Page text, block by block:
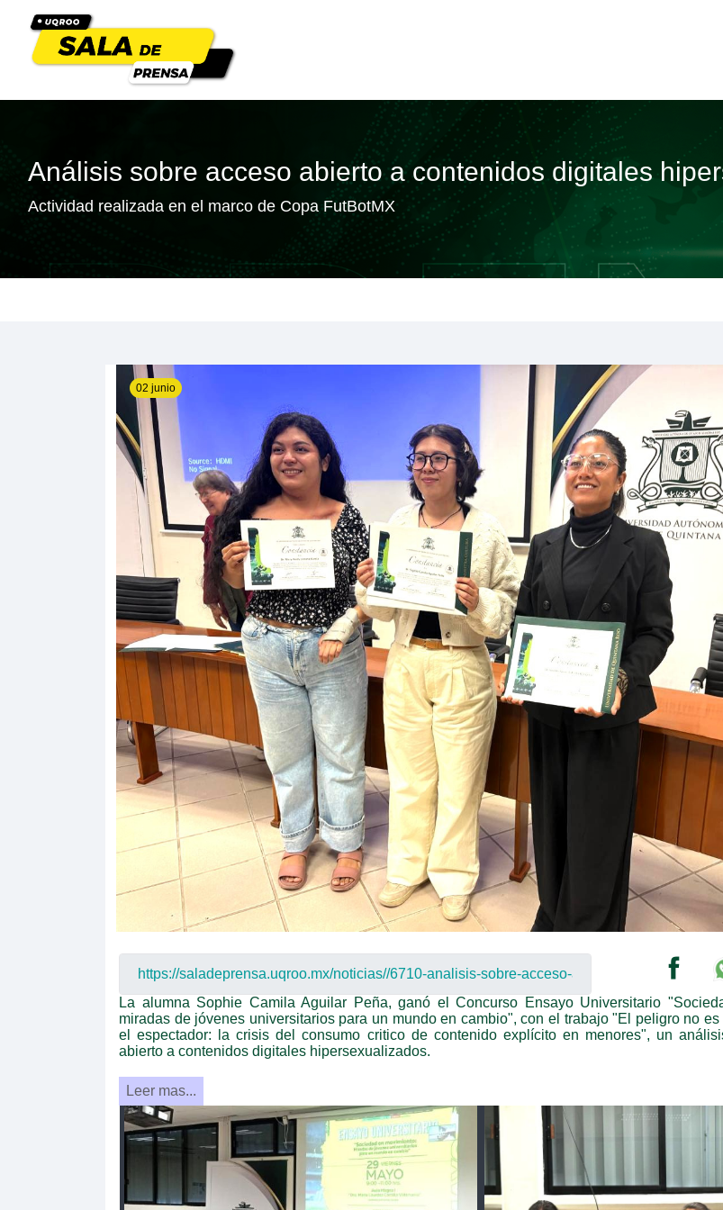
Análisis sobre acceso abierto a contenidos digitales
Actividad realizada en el marco de Copa FutBotMX
02 junio
La alumna Sophie Camila Aguilar Peña, ganó el Concurso Ensayo Universitario
miradas de jóvenes universitarios para un mundo en cambio", con el trabajo "El peligro no
el espectador: la crisis del consumo critico de contenido explícito en menores", un
abierto a contenidos digitales hipersexualizados.
Leer mas...